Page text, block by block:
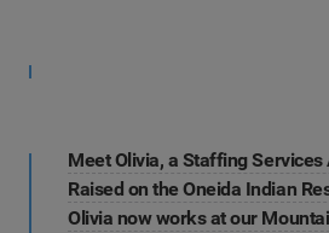
Meet Olivia, a Staffing
Raised on the Oneida Indian
Olivia now works at our